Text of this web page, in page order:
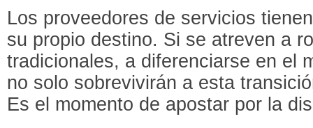
Los proveedores de servicios
su propio destino. Si se atreven a
tradicionales, a diferenciarse en el
no solo sobrevivirán a esta
Es el momento de apostar por la